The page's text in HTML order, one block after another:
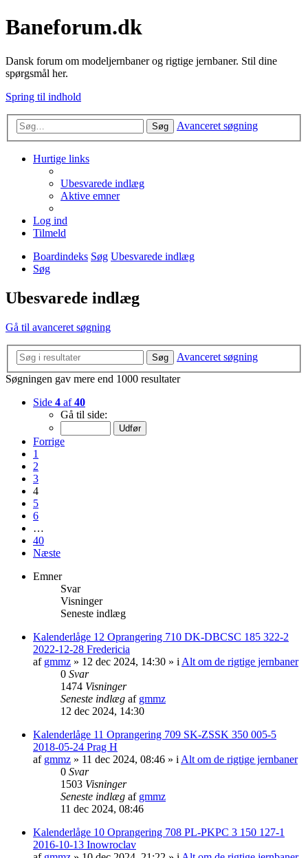
Baneforum.dk
Dansk forum om modeljernbaner og rigtige jernbaner. Stil dine
spørgsmål her.
Spring til indhold
Søg Avanceret søgning
Hurtige links
Ubesvarede indlæg
Aktive emner
Log ind
Tilmeld
Boardindeks Søg Ubesvarede indlæg
Søg
Ubesvarede indlæg
Gå til avanceret søgning
Søg
Avanceret søgning
Søgningen gav mere end 1000 resultater
Side 4 af40
Gå til side:
Forrige
1
2
3
4
5
6
…
40
Næste
Emner
Svar
Visninger
Seneste indlæg
Kalenderlåge 12 Oprangering 710 DK-DBCSC 185 322-2
2022-12-28 Fredericia
af gmmz » 12 dec 2024, 14:30 » i Alt om de rigtige jernbaner
0 Svar
1474 Visninger
Seneste indlæg af gmmz
12 dec 2024, 14:30
Kalenderlåge 11 Oprangering 709 SK-ZSSK 350 005-5
2018-05-24 Prag H
af gmmz » 11 dec 2024, 08:46 » i Alt om de rigtige jernbaner
0 Svar
1503 Visninger
Seneste indlæg af gmmz
11 dec 2024, 08:46
Kalenderlåge 10 Oprangering 708 PL-PKPC 3 150 127-1
2016-10-13 Inowroclav